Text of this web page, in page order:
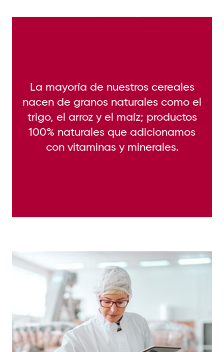
La mayoría de nuestros cereales
nacen de granos naturales como el
trigo, el arroz y el maíz; productos
100% naturales que adicionamos
con vitaminas y minerales.
negativas que tomarán mucho
tiempo para contrarrestarlas.